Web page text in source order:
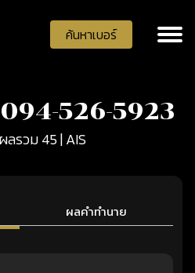
ค้นหาเบอร์
526-5923
ลรวม 45 | AIS
ผลคำทำนาย